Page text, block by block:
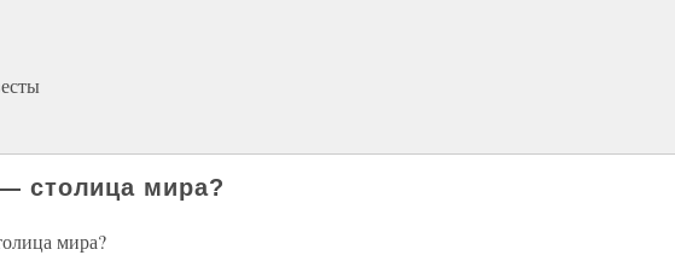
столица мира?
мира?